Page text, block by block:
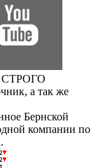
СТРОГО
а так же
Бернской
компании по